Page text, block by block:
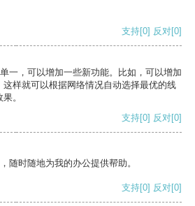
支持[0] 反对[0]
一，可以增加一些新功能。比如，可以增加
样就可以根据网络情况自动选择最优的线
。
支持[0] 反对[0]
随时随地为我的办公提供帮助。
支持[0] 反对[0]